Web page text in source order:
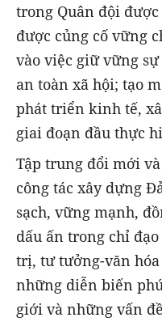
trong Quân đội
được củng cố vững
vào việc giữ vững
an toàn xã hội; tạo
phát triển kinh tế,
giai đoạn đầu thực
Tập trung đổi mới
công tác xây dựng
sạch, vững mạnh,
dấu ấn trong chỉ
trị, tư tưởng-văn
những diễn biến
giới và những vấn